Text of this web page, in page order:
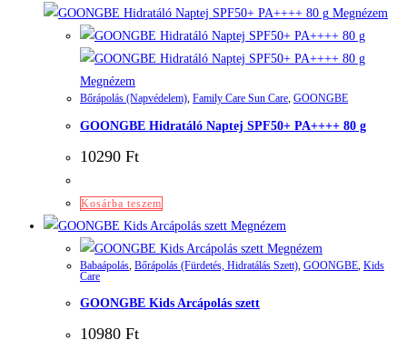
Megnézem
Megnézem
Bőrápolás (Napvédelem), Family Care Sun Care, GOONGBE
GOONGBE Hidratáló Naptej SPF50+ PA++++ 80 g
10290 Ft
Kosárba teszem
Megnézem
Megnézem
Babaápolás Bőrápolás (Fürdetés, Hidratálás Szett) GOONGBE Kids
Care
GOONGBE Kids Arcápolás szett
10980 Ft